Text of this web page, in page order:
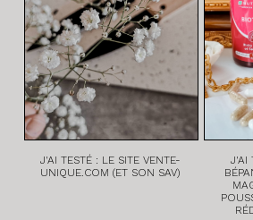
J'AI TESTÉ : LE SITE VENTE-
UNIQUE.COM (ET SON SAV)
J'AI